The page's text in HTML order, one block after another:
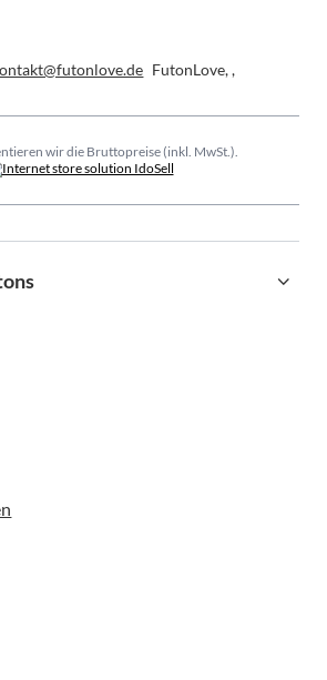
FutonLove,,
wir die Bruttopreise (inkl. MwSt.).